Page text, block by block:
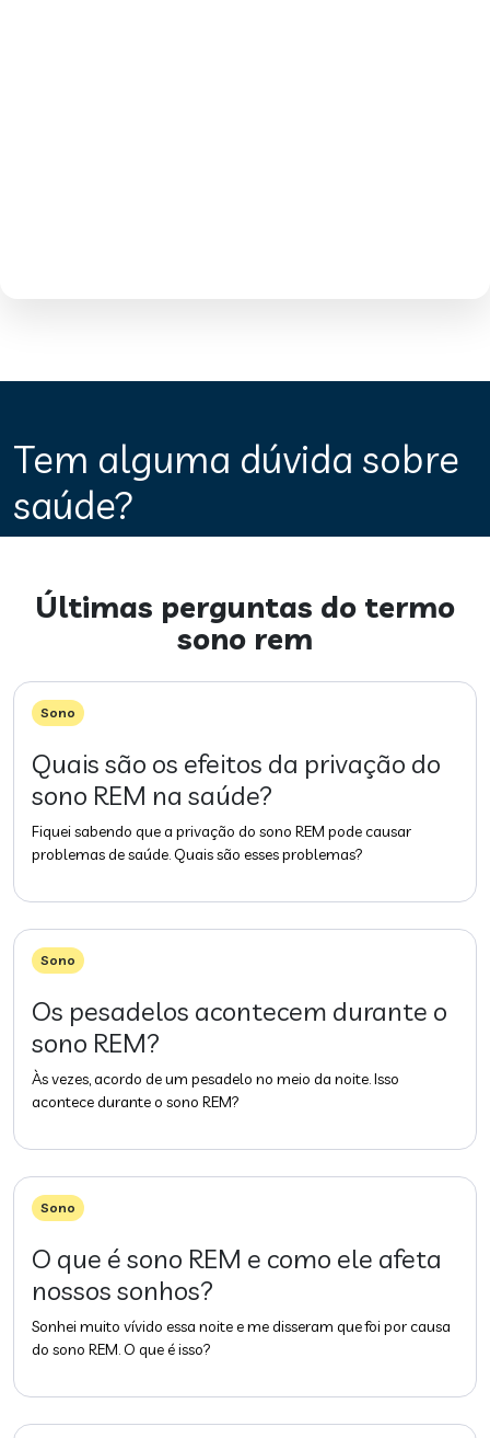
Tem alguma dúvida sobre
saúde?
Últimas perguntas do termo
sono rem
Sono
Quais são os efeitos da privação do
sono REM na saúde?
Fiquei sabendo que a privação do sono REM pode causar
problemas de saúde. Quais são esses problemas?
Sono
Os pesadelos acontecem durante o
sono REM?
Às vezes, acordo de um pesadelo no meio da noite. Isso
acontece durante o sono REM?
Sono
O que é sono REM e como ele afeta
nossos sonhos?
Sonhei muito vívido essa noite e me disseram que foi por causa
do sono REM. O que é isso?